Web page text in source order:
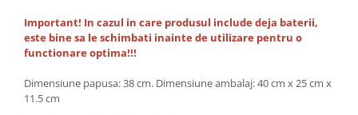
Important! In cazul in care produsul include deja baterii,
este bine sa le schimbati inainte de utilizare pentru o
functionare optima!!!
Dimensiune papusa: 38 cm. Dimensiune ambalaj: 40 cm x 25 cm x
11.5 cm